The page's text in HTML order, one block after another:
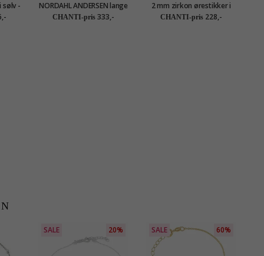
sølv -
NORDAHL ANDERSEN lange
øredobber i sølv
CHANTI-pris 333,-
2 mm zirkon ørestikker i
sølv
CHANTI-pris 228,-
SALE 20% SALE 60%